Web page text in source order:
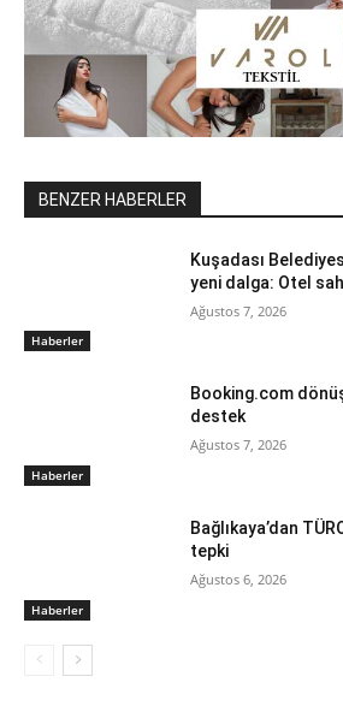
BENZER HABERLER
Haberler
Kuşadası
yeni dalga: Otel
Ağustos 7, 2026
Haberler
Booking.com
destek
Ağustos 7, 2026
Haberler
Bağlıkaya’dan
tepki
Ağustos 6, 2026